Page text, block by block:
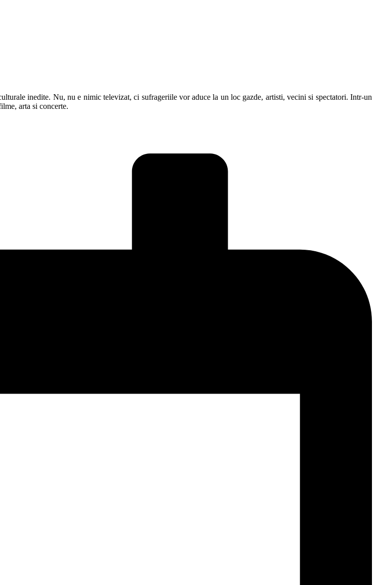
inedite. Nu, nu e nimic televizat, ci sufrageriile vor aduce la un loc gazde, artisti, vecini si spectatori. Intr-un
arta si concerte.